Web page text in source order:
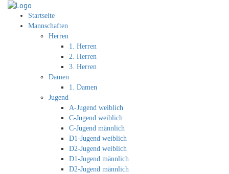
Startseite
Mannschaften
Herren
1. Herren
2. Herren
3. Herren
Damen
1. Damen
Jugend
A-Jugend weiblich
C-Jugend weiblich
C-Jugend männlich
D1-Jugend weiblich
D2-Jugend weiblich
D1-Jugend männlich
D2-Jugend männlich